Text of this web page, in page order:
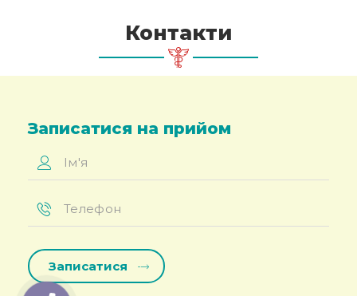
Контакти
Записатися на прийом
Ім'я
Телефон